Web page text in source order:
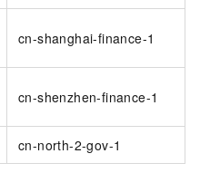
cn-shanghai-finance-1
cn-shenzhen-finance-1
cn-north-2-gov-1